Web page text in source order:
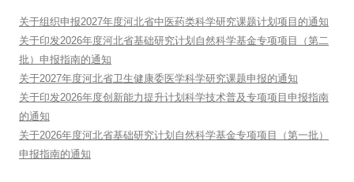
关于组织申报2027年度河北省中医药类科学研究课题计划项目的通知
关于印发2026年度河北省基础研究计划自然科学基金专项项目（第二
批）申报指南的通知
关于2027年度河北省卫生健康委医学科学研究课题申报的通知
关于印发2026年度创新能力提升计划科学技术普及专项项目申报指南
的通知
关于2026年度河北省基础研究计划自然科学基金专项项目（第一批）
申报指南的通知